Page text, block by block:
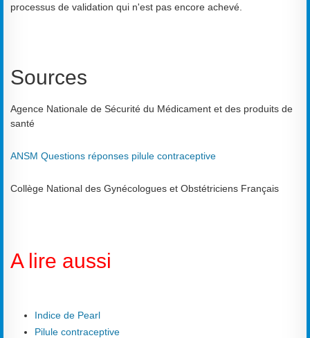
processus de validation qui n'est pas encore achevé.
Sources
Agence Nationale de Sécurité du Médicament et des produits de
santé
ANSM Questions réponses pilule contraceptive
Collège National des Gynécologues et Obstétriciens Français
A lire aussi
Indice de Pearl
Pilule contraceptive